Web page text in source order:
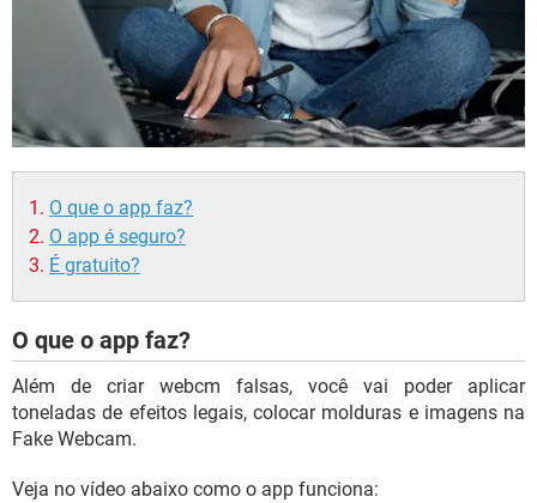
O que o app faz?
O app é seguro?
É gratuito?
O que o app faz?
Além de criar webcm falsas, você vai poder aplicar
toneladas de efeitos legais, colocar molduras e imagens na
Fake Webcam.
Veja no vídeo abaixo como o app funciona: